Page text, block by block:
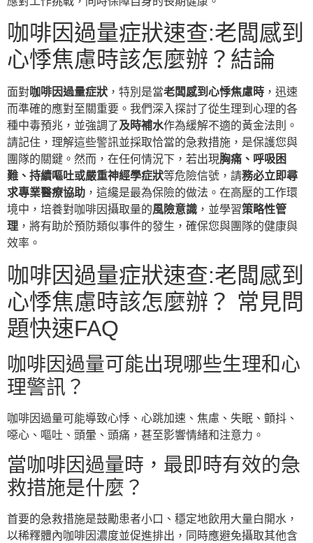
咖啡因過量症狀速查:老闆感到
心悸焦慮時該怎麼辦？結論
面對咖啡因過量症狀 ，特別是當老闆感到心悸焦慮時 ，迅速
而準確的應對至關重要。我們深入探討了從生理到心理的各
種中毒預兆，並強調了及時補水作為緩解不適的黃金法則。
請記住，理解這些警訊並採取恰當的急救措施，是保護您與
團隊的關鍵。然而，在任何情況下，若出現胸痛、呼吸困
難、持續嘔吐或嚴重神經學症狀等危險信號，請務必立即尋
求專業醫療協助 ，這纔是最為保險的做法。在高壓的工作環
境中，培養對咖啡因攝取量的風險意識 ，並學習策略性管
理 ，將有助於預防類似事件的發生，確保您與團隊的健康與
效率。
咖啡因過量症狀速查:老闆感到
心悸焦慮時該怎麼辦？ 常見問
題快速FAQ
咖啡因過量可能出現哪些生理和心
理警訊？
咖啡因過量可能導致心悸、心跳加速、焦慮、失眠、顫抖、
噁心、嘔吐、頭暈、頭痛，甚至影響情緒和注意力。
當咖啡因過量時，最即時有效的急
救措施是什麼？
首要的急救措施是鼓勵患者小口、穩定地飲用大量白開水，
以稀釋體內咖啡因濃度並促進排出，同時應避免攝取其他含